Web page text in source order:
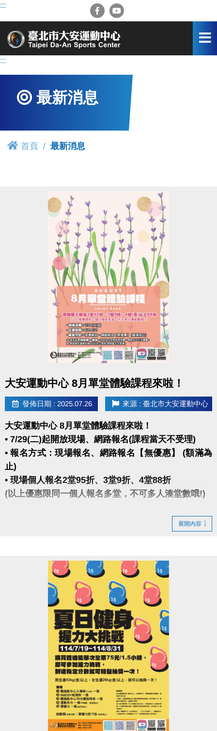
跳
容
:::
:::
最新消息
首頁 最新消息
大安運動中心 8月單堂體驗課程來啦！
發佈日期 : 2025.07.26 來源 : 臺北市大安運動中心
大安運動中心 8月單堂體驗課程來啦！
• 7/29(二)起開放現場、網路報名(課程當天不受理)
• 報名方式：現場報名、網路報名【無優惠】 (額滿為
止)
• 現場個人報名2堂95折、3堂9折、4堂88折
(以上優惠限同一個人報名多堂，不可多人湊堂數哦!)
★ 報名後不得延期、換堂，如因私人因素辦理退費，
dm下載傳送門
https://reurl.cc/lYeRXd
大安有APP囉!也可以報單堂喔~
長佳Sports+ APP傳送門↓
https://reurl.cc/y60bN8
yhttps://reurl.cc/E1yN5a
展開內容